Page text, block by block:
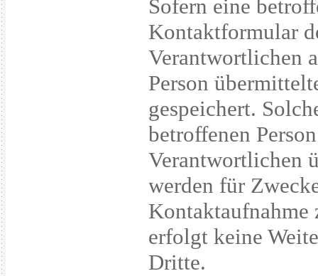
Sofern eine
Kontaktformular
Verantwortlichen
Person
gespeichert.
betroffenen
Verantwortlichen
werden für
Kontaktaufnahme
erfolgt keine
Dritte.